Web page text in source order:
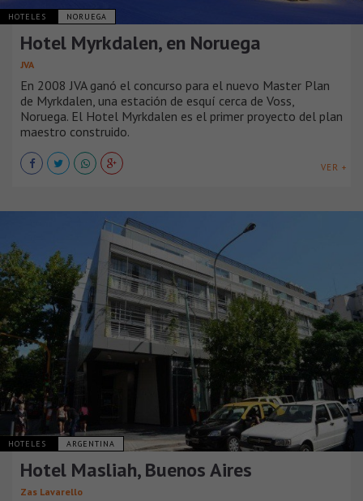
HOTELES NORUEGA
Hotel Myrkdalen, en Noruega
JVA
En 2008 JVA ganó el concurso para el nuevo Master Plan
de Myrkdalen, una estación de esquí cerca de Voss,
Noruega. El Hotel Myrkdalen es el primer proyecto del plan
maestro construido.
VER +
HOTELES ARGENTINA
Hotel Masliah, Buenos Aires
Zas Lavarello